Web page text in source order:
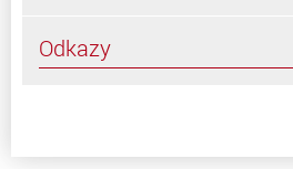
Odkazy